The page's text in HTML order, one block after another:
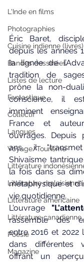
L'Inde en films
Photographies
Cuisine indienne (livres)
Bandes dessinées
Listes de lecture
Fantastique
Collectif
Langues
Voyage/Tourisme
Littérature
Littérature malaisienne
Littérature américaine
Littérature canadienne
Poésie
Magazine
Éric Baret,
depuis les années
la lignée de
tradition de
prône la non-
conscience, il
imminent
France et
ouvrages. Depuis
ans, il
Shivaïsme
la fois dans sa
métaphysique et
vie quotidienne.
L'ouvrage
rassemble des
entre 2016 et 2022
dans différentes
offrant un